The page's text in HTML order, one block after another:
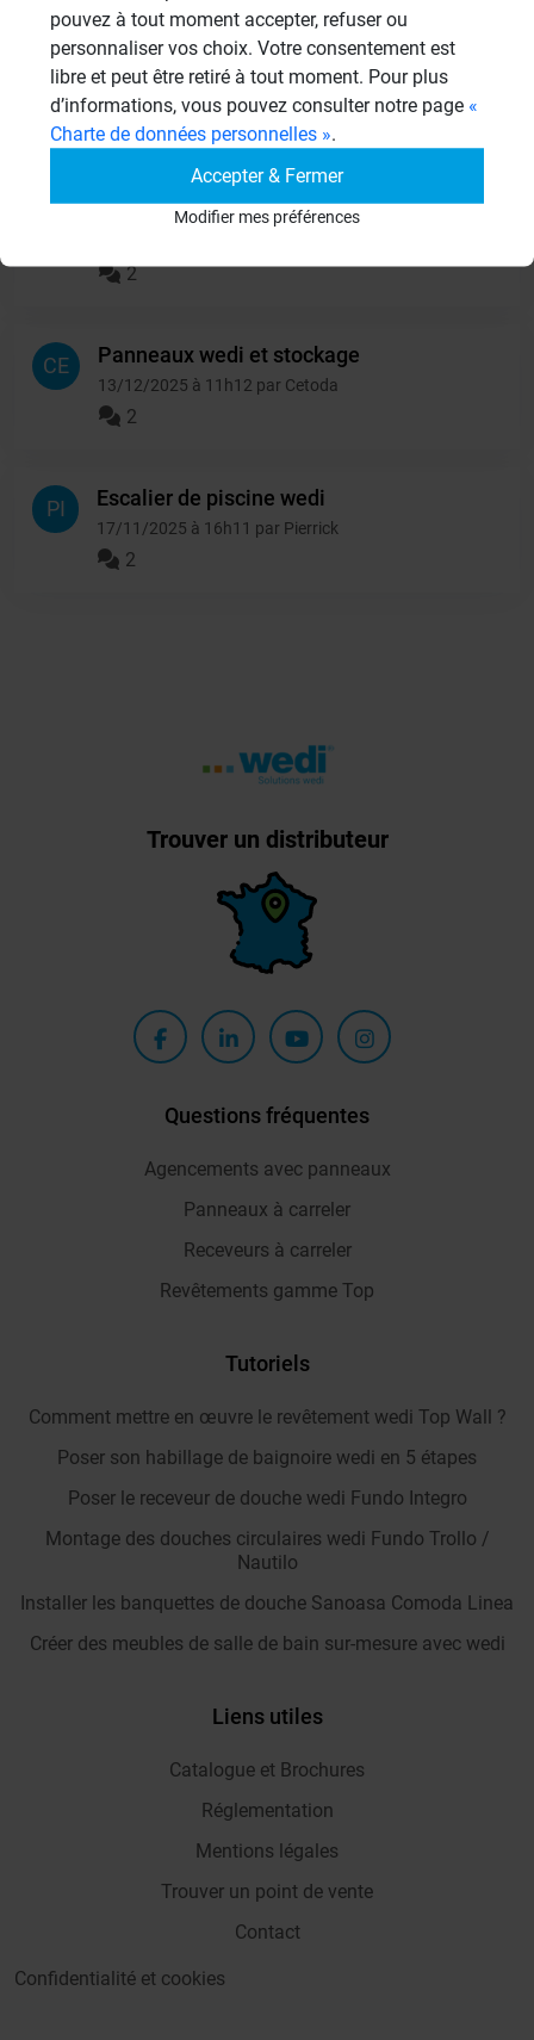
CL
panneaux sous receveur de
douche
13/06/2026 à 15h06 par clbouch
2
RO
isolation d'un garde-
manger
2
CE Panneaux wedi et stockage
13/12/2025 à 11h12 par Cetoda
2
PI Escalier de piscine wedi
17/11/2025 à 16h11 par Pierrick
2
Trouver un distributeur
Questions fréquentes
Agencements avec panneaux
Panneaux à carreler
Receveurs à carreler
Revêtements gamme Top
Tutoriels
Comment mettre en œuvre le revêtement wedi Top Wall ?
Poser son habillage de baignoire wedi en 5 étapes
Poser le receveur de douche wedi Fundo Integro
Montage des douches circulaires wedi Fundo Trollo /
Nautilo
Installer les banquettes de douche Sanoasa Comoda Linea
Créer des meubles de salle de bain sur-mesure avec wedi
Liens utiles
Catalogue et Brochures
Réglementation
Mentions légales
Trouver un point de vente
Contact
Confidentialité et cookies
pouvez à tout moment accepter, refuser ou
personnaliser vos choix. Votre consentement est
libre et peut être retiré à tout moment. Pour plus
d’informations, vous pouvez consulter notre page «
Charte de données personnelles ».
Accepter & Fermer
Modifier mes préférences